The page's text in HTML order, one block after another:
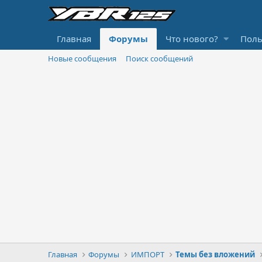
Главная Форумы Что нового?
Новые сообщения Поиск сообщений
Главная Форумы ИМПОРТ Темы без вложений